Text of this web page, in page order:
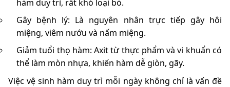
hàm duy trì, rất khó loại bỏ.
Gây bệnh lý: Là nguyên nhân trực tiếp gây hôi
miệng, viêm nướu và nấm miệng.
Giảm tuổi thọ hàm: Axit từ thực phẩm và vi khuẩn có
thể làm mòn nhựa, khiến hàm dễ giòn, gãy.
Việc vệ sinh hàm duy trì mỗi ngày không chỉ là vấn đề